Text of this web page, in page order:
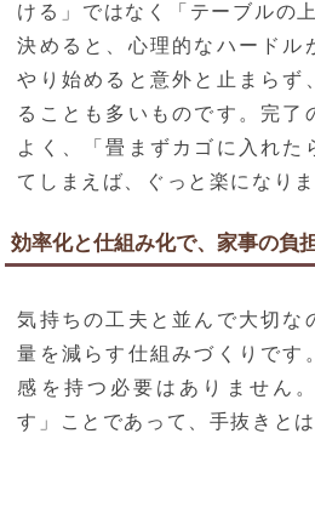
ける」ではなく「テーブルの
決めると、心理的なハードル
やり始めると意外と止まらず
ることも多いものです。完了
よく、「畳まずカゴに入れた
てしまえば、ぐっと楽になりま
効率化と仕組み化で、家事の負
気持ちの工夫と並んで大切な
量を減らす仕組みづくりです
感を持つ必要はありません
す」ことであって、手抜きとは